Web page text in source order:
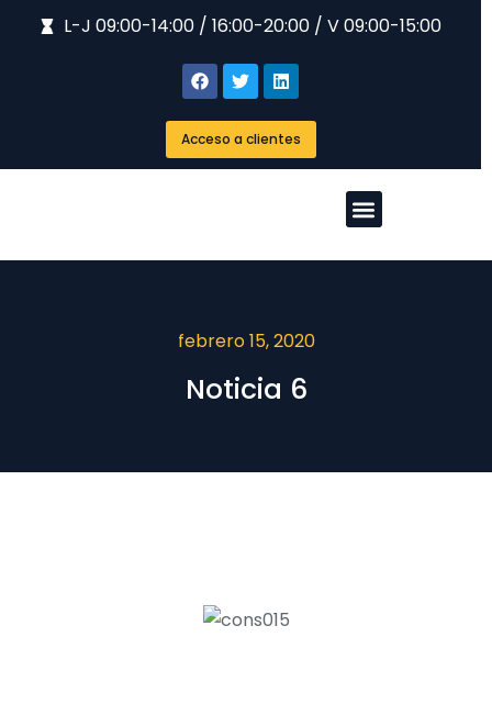
L-J 09:00-14:00 / 16:00-20:00 / V 09:00-15:00
Acceso a clientes
febrero 15, 2020
Noticia 6